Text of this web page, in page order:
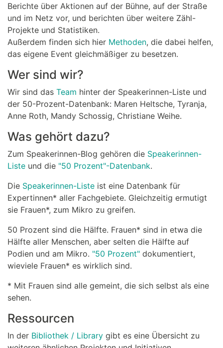
Berichte über Aktionen auf der Bühne, auf der Straße
und im Netz vor, und berichten über weitere Zähl-
Projekte und Statistiken.
Außerdem finden sich hier Methoden, die dabei helfen,
das eigene Event gleichmäßiger zu besetzen.
Wer sind wir?
Wir sind das Team hinter der Speakerinnen-Liste und
der 50-Prozent-Datenbank: Maren Heltsche, Tyranja,
Anne Roth, Mandy Schossig, Christiane Weihe.
Was gehört dazu?
Zum Speakerinnen-Blog gehören die Speakerinnen-
Liste und die "50 Prozent"-Datenbank.
Die Speakerinnen-Liste ist eine Datenbank für
Expertinnen* aller Fachgebiete. Gleichzeitig ermutigt
sie Frauen*, zum Mikro zu greifen.
50 Prozent sind die Hälfte. Frauen* sind in etwa die
Hälfte aller Menschen, aber selten die Hälfte auf
Podien und am Mikro. "50 Prozent" dokumentiert,
wieviele Frauen* es wirklich sind.
* Mit Frauen sind alle gemeint, die sich selbst als eine
sehen.
Ressourcen
In der Bibliothek / Library gibt es eine Übersicht zu